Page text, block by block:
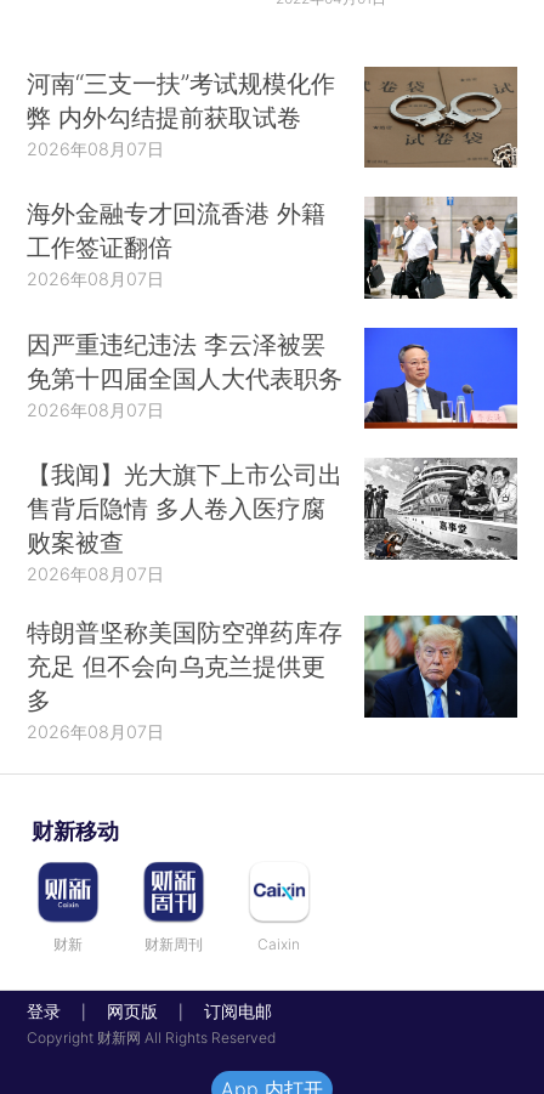
河南“三支一扶”考试规模化作
弊 内外勾结提前获取试卷
2026年08月07日
海外金融专才回流香港 外籍
工作签证翻倍
2026年08月07日
因严重违纪违法 李云泽被罢
免第十四届全国人大代表职务
2026年08月07日
【我闻】光大旗下上市公司出
售背后隐情 多人卷入医疗腐
败案被查
2026年08月07日
特朗普坚称美国防空弹药库存
充足 但不会向乌克兰提供更
多
2026年08月07日
财新移动
财新 财新周刊 Caixin
登录 网页版 订阅电邮
Copyright 财新网 All Rights Reserved
App 内打开